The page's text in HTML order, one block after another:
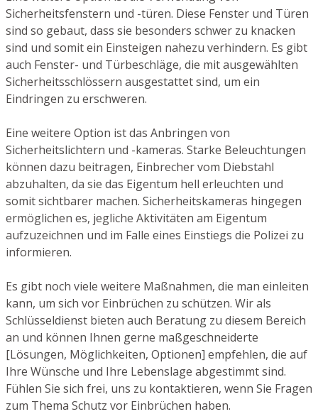
Sicherheitsfenstern und -türen. Diese Fenster und Türen
sind so gebaut, dass sie besonders schwer zu knacken
sind und somit ein Einsteigen nahezu verhindern. Es gibt
auch Fenster- und Türbeschläge, die mit ausgewählten
Sicherheitsschlössern ausgestattet sind, um ein
Eindringen zu erschweren.
Eine weitere Option ist das Anbringen von
Sicherheitslichtern und -kameras. Starke Beleuchtungen
können dazu beitragen, Einbrecher vom Diebstahl
abzuhalten, da sie das Eigentum hell erleuchten und
somit sichtbarer machen. Sicherheitskameras hingegen
ermöglichen es, jegliche Aktivitäten am Eigentum
aufzuzeichnen und im Falle eines Einstiegs die Polizei zu
informieren.
Es gibt noch viele weitere Maßnahmen, die man einleiten
kann, um sich vor Einbrüchen zu schützen. Wir als
Schlüsseldienst bieten auch Beratung zu diesem Bereich
an und können Ihnen gerne maßgeschneiderte
[Lösungen, Möglichkeiten, Optionen] empfehlen, die auf
Ihre Wünsche und Ihre Lebenslage abgestimmt sind.
Fühlen Sie sich frei, uns zu kontaktieren, wenn Sie Fragen
zum Thema Schutz vor Einbrüchen haben.